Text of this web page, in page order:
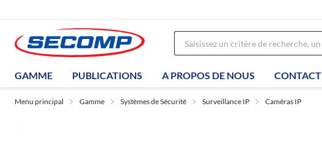
GAMME PUBLICATIONS A PROPOS DE NOUS CONTACT
Menu principal Gamme Systèmes de Sécurité Surveillance IP Caméras IP